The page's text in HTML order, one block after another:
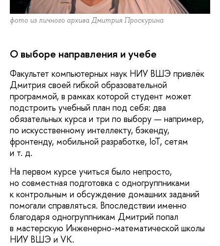
фото из личного архива Дмитрия Проскурина
О выборе направления и учебе
Факультет компьютерных наук НИУ ВШЭ привлёк
Дмитрия своей гибкой образовательной
программой, в рамках которой студент может
подстроить учебный план под себя: два
обязательных курса и три по выбору — например,
по искусственному интеллекту, бэкенду,
фронтенду, мобильной разработке, IoT, сетям
и т. д.
На первом курсе учиться было непросто,
но совместная подготовка с одногруппниками
к контрольным и обсуждение домашних заданий
помогали справляться. Впоследствии именно
благодаря одногруппникам Дмитрий попал
в мастерскую Инженерно-математической школы
НИУ ВШЭ и VK.